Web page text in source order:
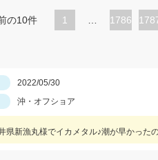
の10件 1
ペ
1786
ペ
2022/05/30
沖・オフショア
県新漁丸様でイカメタル♪潮が早かった